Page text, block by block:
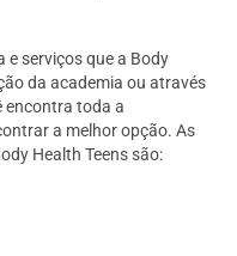
serviços que a Body
da academia ou através
encontra toda a
a melhor opção. As
Health Teens são: